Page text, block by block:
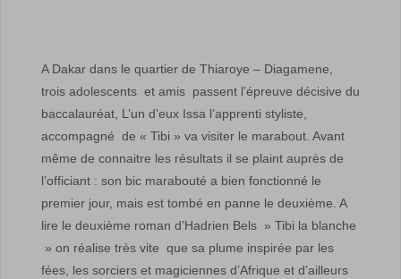
A Dakar dans le quartier de Thiaroye – Diagamene,
trois adolescents et amis passent l’épreuve décisive du
baccalauréat, L’un d’eux Issa l’apprenti styliste,
accompagné de « Tibi » va visiter le marabout. Avant
même de connaitre les résultats il se plaint auprès de
l’officiant : son bic marabouté a bien fonctionné le
premier jour, mais est tombé en panne le deuxième. A
lire le deuxième roman d’Hadrien Bels » Tibi la blanche
» on réalise très vite que sa plume inspirée par les
fées, les sorciers et magiciennes d’Afrique et d’ailleurs